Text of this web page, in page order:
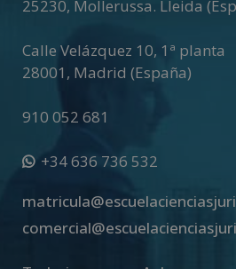
25230, Mollerussa. Lleida
Calle Velázquez 10, 1ª planta
28001 , Madrid (España)
910 052 681
+34 636 736 532